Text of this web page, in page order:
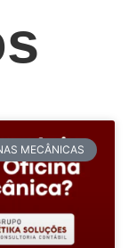
MECÂNICAS